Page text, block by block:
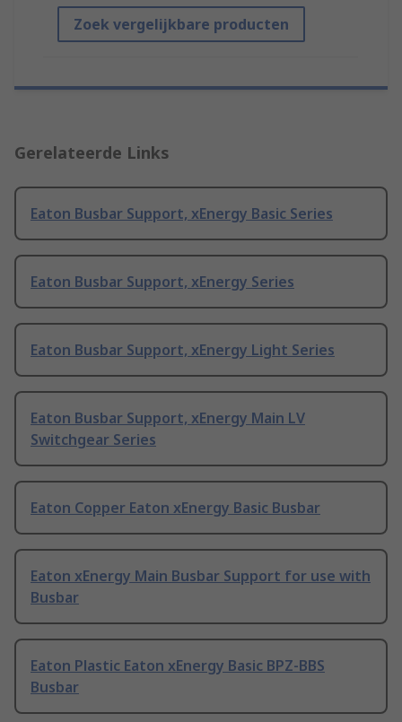
Zoek vergelijkbare producten
Gerelateerde Links
Eaton Busbar Support, xEnergy Basic Series
Eaton Busbar Support, xEnergy Series
Eaton Busbar Support, xEnergy Light Series
Eaton Busbar Support, xEnergy Main LV
Switchgear Series
Eaton Copper Eaton xEnergy Basic Busbar
Eaton xEnergy Main Busbar Support for use with
Busbar
Eaton Plastic Eaton xEnergy Basic BPZ-BBS
Busbar